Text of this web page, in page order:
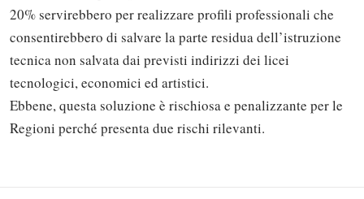
20% servirebbero per realizzare profili professionali che
consentirebbero di salvare la parte residua dell’istruzione
tecnica non salvata dai previsti indirizzi dei licei
tecnologici, economici ed artistici.
Ebbene, questa soluzione è rischiosa e penalizzante per le
Regioni perché presenta due rischi rilevanti.
Solo gli utenti registrati possono
commentare!